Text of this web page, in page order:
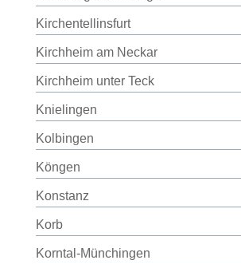
Kirchentellinsfurt
Kirchheim am Neckar
Kirchheim unter Teck
Knielingen
Kolbingen
Köngen
Konstanz
Korb
Korntal-Münchingen